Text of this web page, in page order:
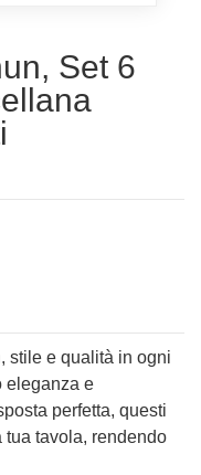
Set 6
stile e qualità in ogni
eleganza e
perfetta, questi
tavola, rendendo